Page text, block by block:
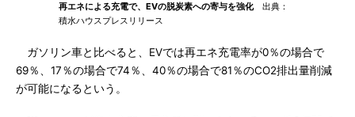
再エネによる充電で、EVの脱炭素への寄与を強化出典：
積水ハウスプレスリリース
ガソリン車と比べると、EVでは再エネ充電率が0％の場合で
69％、17％の場合で74％、40％の場合で81％のCO2排出量削減
が可能になるという。